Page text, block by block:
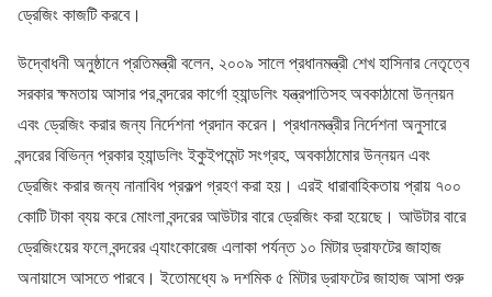
ড্রেজিং কাজটি করবে।
উদ্বোধনী অনুষ্ঠানে প্রতিমন্ত্রী বলেন, ২০০৯ সালে প্রধানমন্ত্রী শেখ হাসিনার নেতৃত্বে
সরকার ক্ষমতায় আসার পর বন্দরের কার্গো হ্যান্ডলিং যন্ত্রপাতিসহ অবকাঠামো উন্নয়ন
এবং ড্রেজিং করার জন্য নির্দেশনা প্রদান করেন। প্রধানমন্ত্রীর নির্দেশনা অনুসারে
বন্দরের বিভিন্ন প্রকার হ্যান্ডলিং ইকুইপমেন্ট সংগ্রহ, অবকাঠামোর উন্নয়ন এবং
ড্রেজিং করার জন্য নানাবিধ প্রকল্প গ্রহণ করা হয়। এরই ধারাবাহিকতায় প্রায় ৭০০
কোটি টাকা ব্যয় করে মোংলা বন্দরের আউটার বারে ড্রেজিং করা হয়েছে। আউটার বারে
ড্রেজিংয়ের ফলে বন্দরের এ্যাংকোরেজ এলাকা পর্যন্ত ১০ মিটার ড্রাফটের জাহাজ
অনায়াসে আসতে পারবে। ইতোমধ্যে ৯ দশমিক ৫ মিটার ড্রাফটের জাহাজ আসা শুরু